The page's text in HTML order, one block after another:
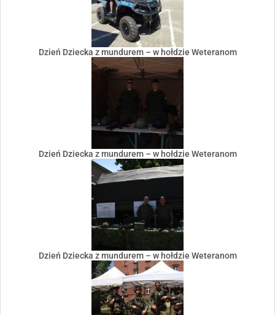
Dzień Dziecka z mundurem – w hołdzie Weteranom
Dzień Dziecka z mundurem – w hołdzie Weteranom
Dzień Dziecka z mundurem – w hołdzie Weteranom